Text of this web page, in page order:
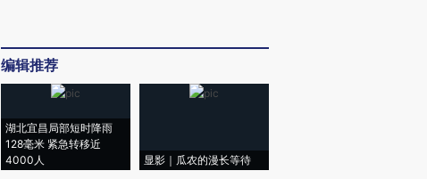
编辑推荐
湖北宜昌局部短时降雨
128毫米 紧急转移近
4000人
显影｜瓜农的漫长等待